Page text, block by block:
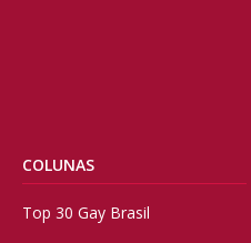
COLUNAS
Top 30 Gay Brasil